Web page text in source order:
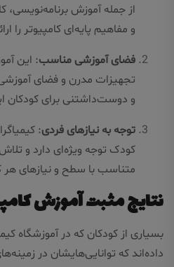
از جمله آموزش برنامه‌نویسی،
و مفاهیم پایه‌ای کامپیوتر را
فضای آموزشی مناسب: این
تجهیزات مدرن و فضای
و دوست‌داشتنی برای کودکان
توجه به نیازهای فردی:
کودک توجه ویژه‌ای دارد و
متناسب با سطح و نیازهای هر
نتایج مثبت آموزش
بسیاری از کودکان که در آموزشگاه
داده‌اند که توانایی‌هایشان در